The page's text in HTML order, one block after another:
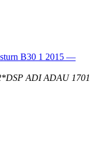
B30 1 2015 —
ADI ADAU 1701